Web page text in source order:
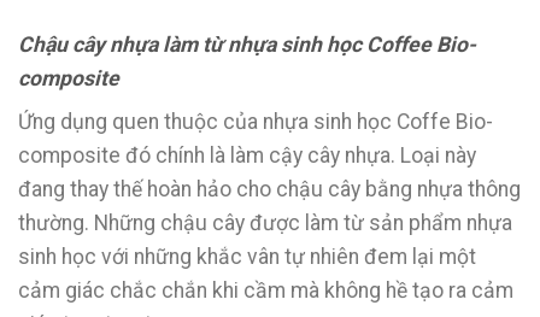
Chậu cây nhựa làm từ nhựa sinh học Coffee Bio-
composite
Ứng dụng quen thuộc của nhựa sinh học Coffe Bio-
composite đó chính là làm cậy cây nhựa. Loại này
đang thay thế hoàn hảo cho chậu cây bằng nhựa thông
thường. Những chậu cây được làm từ sản phẩm nhựa
sinh học với những khắc vân tự nhiên đem lại một
cảm giác chắc chắn khi cầm mà không hề tạo ra cảm